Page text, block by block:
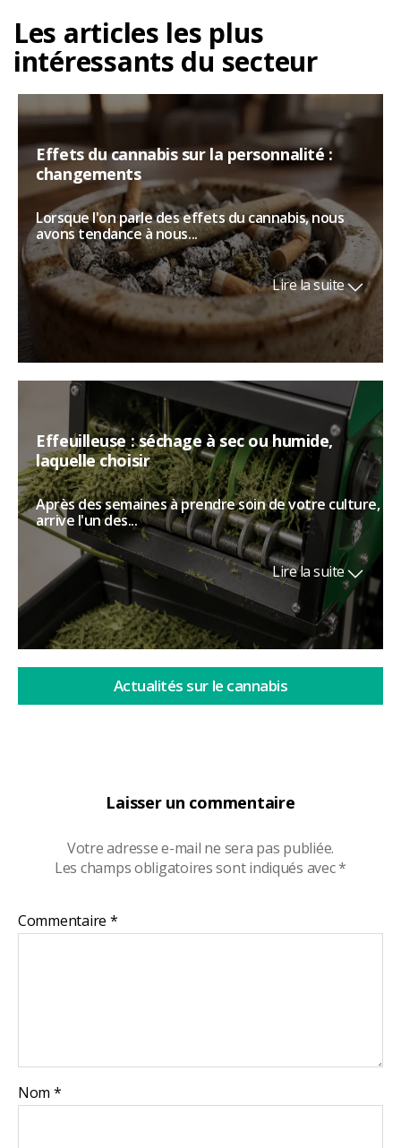
Laisser un commentaire
Votre adresse e-mail ne sera pas publiée.
Les champs obligatoires sont indiqués avec*
Commentaire *
Nom *
Les articles les plus
intéressants du secteur
Effets du cannabis sur la personnalité :
changements
Lorsque l'on parle des effets du cannabis, nous
avons tendance à nous...
Lire la suite
Effeuilleuse : séchage à sec ou humide,
laquelle choisir
Après des semaines à prendre soin de votre culture,
arrive l'un des...
Lire la suite
Actualités sur le cannabis